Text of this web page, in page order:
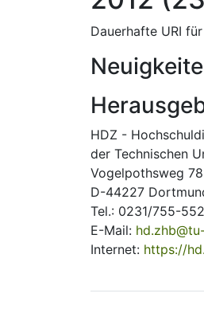
Dauerhafte URI
HDZ -
der Technischen
Vogelpothsweg 78
D-44227
Tel.: 0231/755-
E-Mail:
Internet: https://